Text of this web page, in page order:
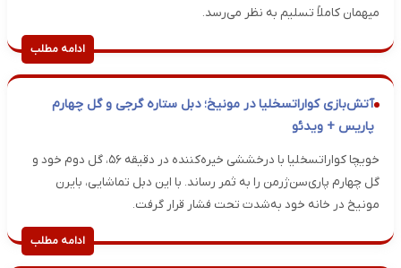
میهمان کاملاً تسلیم به نظر می‌رسد.
ادامه مطلب
آتش‌بازی کواراتسخلیا در مونیخ؛ دبل ستاره گرجی و گل چهارم
پاریس + ویدئو
خویچا کواراتسخلیا با درخششی خیره‌کننده در دقیقه ۵۶، گل دوم خود و
گل چهارم پاری‌سن‌ژرمن را به ثمر رساند. با این دبل تماشایی، بایرن
مونیخ در خانه خود به‌شدت تحت فشار قرار گرفت.
ادامه مطلب